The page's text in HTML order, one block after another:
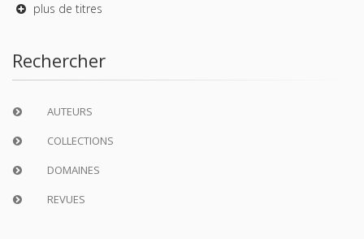
plus de titres
Rechercher
AUTEURS
COLLECTIONS
DOMAINES
REVUES